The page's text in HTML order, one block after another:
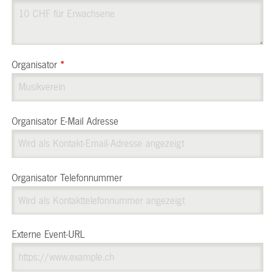
Organisator *
Organisator E-Mail Adresse
Organisator Telefonnummer
Externe Event-URL